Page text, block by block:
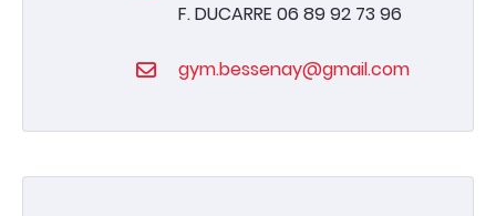
F. DUCARRE 06 89 92 73 96
gym.bessenay@gmail.com